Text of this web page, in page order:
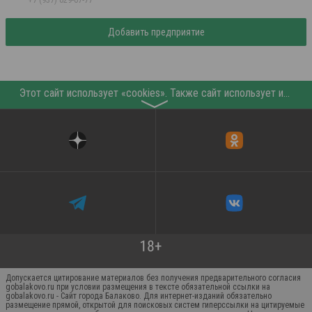
Добавить предприятие
〉
Допускается цитирование материалов без получения предварительного согласия
gobalakovo.ru при условии размещения в тексте обязательной ссылки на
gobalakovo.ru - Сайт города Балаково. Для интернет-изданий обязательно
размещение прямой, открытой для поисковых систем гиперссылки на цитируемые